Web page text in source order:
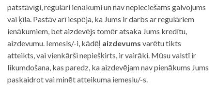
patstāvīgi, regulāri ienākumi un nav nepieciešams galvojums
vai ķīla. Pastāv arī iespēja, ka Jums ir darbs ar regulāriem
ienākumiem, bet aizdevējs tomēr atsaka Jums kredītu,
aizdevumu. Iemesls/-i, kādēļ aizdevums varētu tikts
atteikts, vai vienkārši nepiešķirts, ir vairāki. Mūsu valstī ir
likumdošana, kas paredz, ka aizdevējam nav pienākums Jums
paskaidrot vai minēt atteikuma iemeslu/-s.